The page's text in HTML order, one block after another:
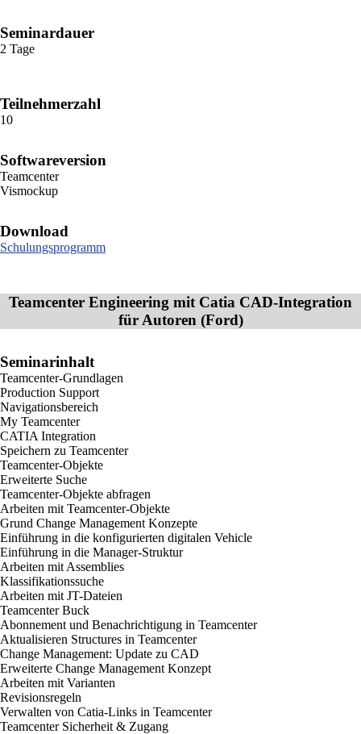
Seminardauer
2 Tage
Teilnehmerzahl
10
Softwareversion
Teamcenter
Vismockup
Download
Schulungsprogramm
Teamcenter Engineering mit Catia CAD-Integration
für Autoren (Ford)
Seminarinhalt
Teamcenter-Grundlagen
Production Support
Navigationsbereich
My Teamcenter
CATIA Integration
Speichern zu Teamcenter
Teamcenter-Objekte
Erweiterte Suche
Teamcenter-Objekte abfragen
Arbeiten mit Teamcenter-Objekte
Grund Change Management Konzepte
Einführung in die konfigurierten digitalen Vehicle
Einführung in die Manager-Struktur
Arbeiten mit Assemblies
Klassifikationssuche
Arbeiten mit JT-Dateien
Teamcenter Buck
Abonnement und Benachrichtigung in Teamcenter
Aktualisieren Structures in Teamcenter
Change Management: Update zu CAD
Erweiterte Change Management Konzept
Arbeiten mit Varianten
Revisionsregeln
Verwalten von Catia-Links in Teamcenter
Teamcenter Sicherheit & Zugang